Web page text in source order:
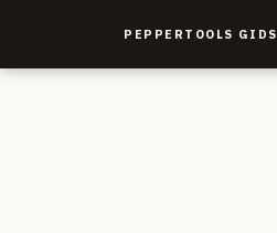
PEPPERTOOLS GIDS